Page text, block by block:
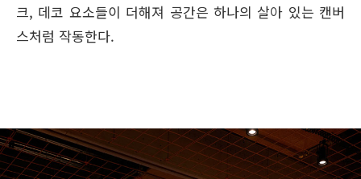
크, 데코 요소들이 더해져 공간은 하나의 살아 있는 캔버
스처럼 작동한다.